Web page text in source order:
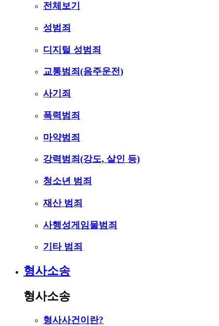
전체보기
성범죄
디지털 성범죄
교통범죄(음주운전)
사기죄
폭력범죄
마약범죄
강력범죄(강도, 살인 등)
청소년 범죄
재산 범죄
사행성게임물범죄
기타 범죄
형사소송
형사소송
형사사건이란?